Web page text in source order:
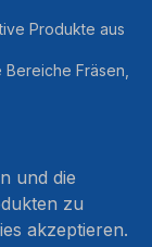
Produkte aus
Fräsen,
und die
zu
akzeptieren.